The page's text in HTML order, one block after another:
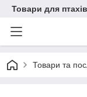
Товари для
Товари та